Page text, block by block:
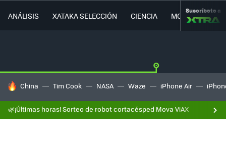
ANÁLISIS XATAKA SELECCIÓN CIENCIA MOVILIDAD
Suscríbete a
HOY SE HABLA DE
China Tim Cook NASA Waze iPhone Air
🌿¡Últimas horas! Sorteo de robot cortacésped Mova ViAX